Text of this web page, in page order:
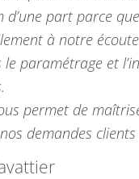
part parce
à notre
paramétrage et
permet de
demandes clients